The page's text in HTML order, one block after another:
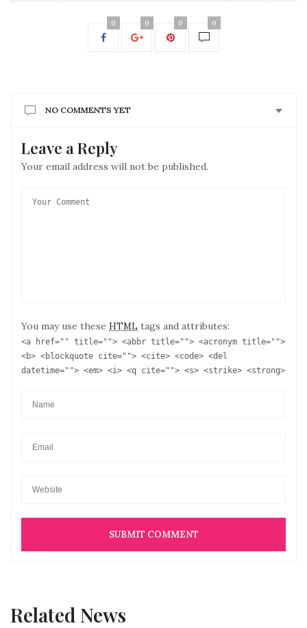
0 0 0 0
NO COMMENTS YET
Leave a Reply
Your email address will not be published.
You may use these HTML tags and attributes:
<a href="" title=""> <abbr title=""> <acronym title="">
<b> <blockquote cite=""> <cite> <code> <del
datetime=""> <em> <i> <q cite=""> <s> <strike> <strong>
Related News